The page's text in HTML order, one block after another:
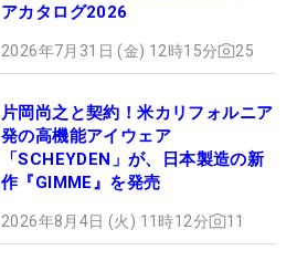
アカタログ2026
2026年7月31日 (金) 12時15分 25
片岡尚之と契約！米カリフォルニア
発の高機能アイウェア
「SCHEYDEN」が、日本製造の新
作『GIMME』を発売
2026年8月4日 (火) 11時12分 11